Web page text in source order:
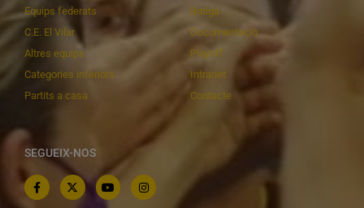
Equips federats
C.E. El Vilar
Altres equips
Categories inferiors
Partits a casa
Botiga
Documentació
Playoff
Intranet
Contacte
SEGUEIX-NOS